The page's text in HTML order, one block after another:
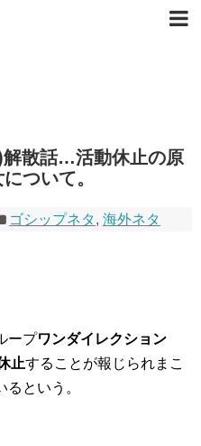
解散話…活動休止の原
ついて。
ゴシップネタ,海外ネタ
ープワンダイレクション
止することが報じられまこ
という。